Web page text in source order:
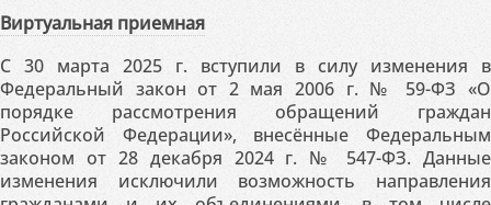
Виртуальная приемная
С 30 марта 2025 г. вступили в силу изменения в
Федеральный закон от 2 мая 2006 г. № 59-ФЗ «О
порядке рассмотрения обращений граждан
Российской Федерации», внесённые Федеральным
законом от 28 декабря 2024 г. № 547-ФЗ. Данные
изменения исключили возможность направления